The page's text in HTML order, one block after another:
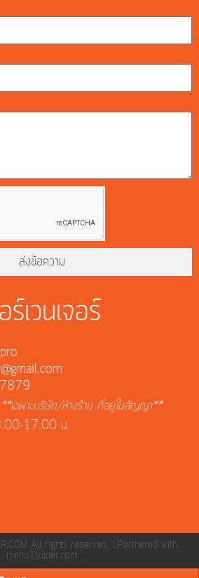
ส่งข้อความ
เวนเจอร์
**เฉพาะบริษัท/ห้างร้าน ที่อยู่ในสัญญา**
8.00-17.00 น.
All rights reserved. | Partnered with
menu1folder.com